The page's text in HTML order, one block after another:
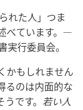
れた人」つま
べています。―
実行委員会。
かもしれません
るのは内面的な
です。 若い人